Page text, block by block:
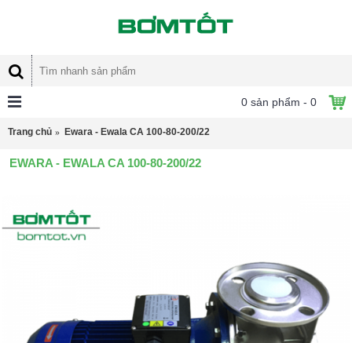
0 sản phẩm - 0
Trang chủ Ewara - Ewala CA 100-80-200/22
EWARA - EWALA CA 100-80-200/22